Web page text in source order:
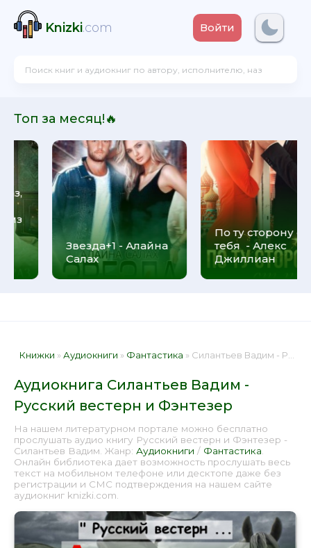
Knizki.com Войти
Топ за месяц!🔥
По ту сторону от
тебя - Алекс
Джиллиан
Серьга Артемиды
- Татьяна Устинова
Книжки »Аудиокниги » Фантастика » Силантьев Вадим - Русский вестерн и Фэнтезер 📕 - Книга онлайн бесплатно
Аудиокнига Силантьев Вадим -
Русский вестерн и Фэнтезер
На нашем литературном портале можно бесплатно
прослушать аудио книгу Русский вестерн и Фэнтезер -
Силантьев Вадим. Жанр: Аудиокниги / Фантастика
Онлайн библиотека дает возможность прослушать весь
текст на мобильном телефоне или десктопе даже без
регистрации и СМС подтверждения на нашем сайте
аудиокниг knizki.com.